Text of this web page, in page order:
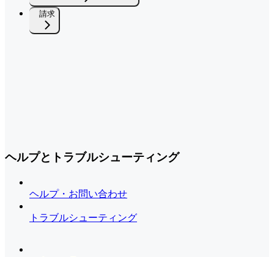
請求
ヘルプとトラブルシューティング
ヘルプ・お問い合わせ
トラブルシューティング